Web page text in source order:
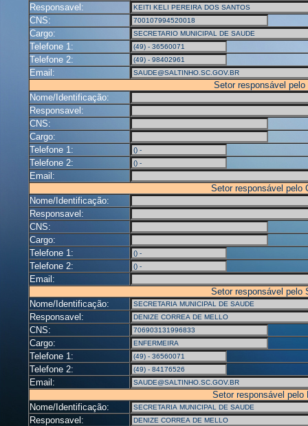
Responsavel:
CNS:
Cargo:
Telefone 1:
Telefone 2:
Email:
Setor responsável pelo
Nome/Identificação:
Responsavel:
CNS:
Cargo:
Telefone 1:
Telefone 2:
Email:
Setor responsável pelo
Nome/Identificação:
Responsavel:
CNS:
Cargo:
Telefone 1:
Telefone 2:
Email:
Setor responsável pelo
Nome/Identificação:
Responsavel:
CNS:
Cargo:
Telefone 1:
Telefone 2:
Email:
Setor responsável pelo
Nome/Identificação:
Responsavel: